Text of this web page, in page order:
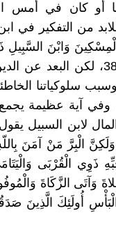
أو كان في أمس
من التفكير في
وَابْنَ السَّبِيلِ
يُرِيدُونَ وَجْهَ اللَّهِ وَأُوْلَئِكَ هُمُ
سلوكياتنا
، وفي آية عظيمة
لابن السبيل
الْبِرَّ مَنْ آمَنَ بِاللّهِ
ذَوِي الْقُرْبَى
وَآتَى الزَّكَاةَ
أُولَئِكَ الَّذِينَ